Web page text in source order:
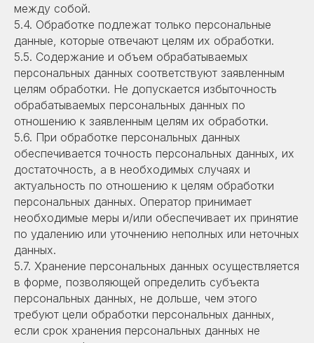
между собой.
5.4. Обработке подлежат только персональные
данные, которые отвечают целям их обработки.
5.5. Содержание и объем обрабатываемых
персональных данных соответствуют заявленным
целям обработки. Не допускается избыточность
обрабатываемых персональных данных по
отношению к заявленным целям их обработки.
5.6. При обработке персональных данных
обеспечивается точность персональных данных, их
достаточность, а в необходимых случаях и
актуальность по отношению к целям обработки
персональных данных. Оператор принимает
необходимые меры и/или обеспечивает их принятие
по удалению или уточнению неполных или неточных
данных.
5.7. Хранение персональных данных осуществляется
в форме, позволяющей определить субъекта
персональных данных, не дольше, чем этого
требуют цели обработки персональных данных,
если срок хранения персональных данных не